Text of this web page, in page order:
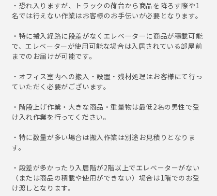
・恐れ入りますが、トラックの荷台から商品を降ろす際や1
名では行えない作業はお客様のお手伝いが必要となります。
・特に搬入経路に段差がなくエレベーターに商品が積載可能
で、エレベーターが使用可能な場合は入居されている部屋前
までのお届けが可能です。
・オフィス室内への搬入・設置・残材処理はお客様にて行っ
ていただく必要がございます。
・階段上げ作業・大きな商品・重量物は最低2名の男性で受
け入れ作業を行ってください。
・特に数量が多い場合は搬入作業は別途お見積りとなりま
す。
・段差が多かったり入居階が2階以上でエレベーターがない
（または商品の積載や使用ができない）場合は1階でのお受
け渡しとなります。